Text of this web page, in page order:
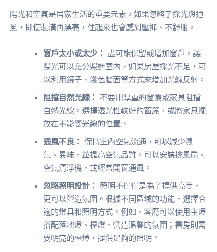
陽光和空氣是居家生活的重要元素。如果忽略了採光與通
風，即使裝潢再漂亮，住起來也會感到壓抑、不舒服。
窗戶太小或太少： 盡可能保留或增加窗戶，讓
陽光可以充分照進室內。如果房屋採光不足，可
以利用鏡子、淺色牆面等方式來增加光線反射。
阻擋自然光線： 不要用厚重的窗簾或家具阻擋
自然光線。選擇透光性較好的窗簾，或將家具擺
放在不影響光線的位置。
通風不良： 保持室內空氣流通，可以減少濕
氣、異味，並提高空氣品質。可以安裝排風扇、
空氣清淨機，或經常開窗通風。
忽略照明設計： 照明不僅僅是為了提供亮度，
更可以營造氛圍。根據不同區域的功能，選擇合
適的燈具和照明方式。例如，客廳可以使用主燈
搭配落地燈、檯燈，營造溫馨的氛圍；書房則需
要明亮的檯燈，提供足夠的照明。